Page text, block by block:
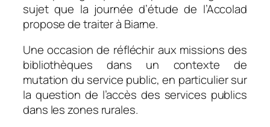
sujet que la journée d’étude de l’Accolad
propose de traiter à Biarne.
Une occasion de réfléchir aux missions des
bibliothèques dans un contexte de
mutation du service public, en particulier sur
la question de l’accès des services publics
dans les zones rurales.